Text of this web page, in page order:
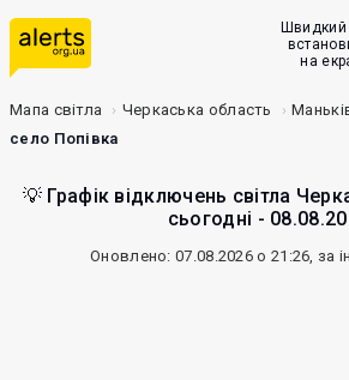
Швидкий
на
Мапа світла Черкаська область
село Попівка
💡 Графік відключень світла
сьогодні -
Оновлено: 07.08.2026 о 21:26, за